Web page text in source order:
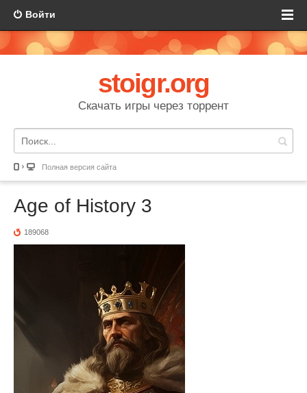
Войти
stoigr.org
Скачать игры через торрент
Полная версия сайта
Age of History 3
189068